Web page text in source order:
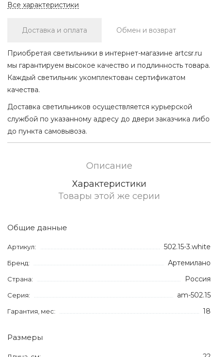
Все характеристики
Доставка и оплата Обмен и возврат
Приобретая светильники в интернет-магазине artcsr.ru
мы гарантируем высокое качество и подлинность товара.
Каждый светильник укомплектован сертификатом
качества.
Доставка светильников осуществляется курьерской
службой по указанному адресу до двери заказчика либо
до пункта самовывоза.
Описание
Характеристики
Товары этой же серии
Общие данные
Артикул: 502.15-3.white
Бренд: Артемилано
Страна: Россия
Серия: am-502.15
Гарантия, мес: 18
Размеры